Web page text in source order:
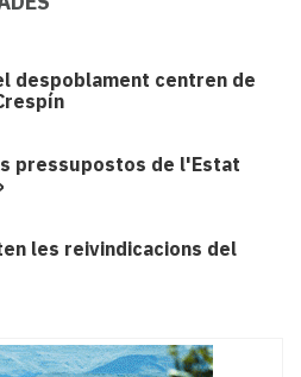
despoblament centren de
pressupostos de l'Estat
les reivindicacions del